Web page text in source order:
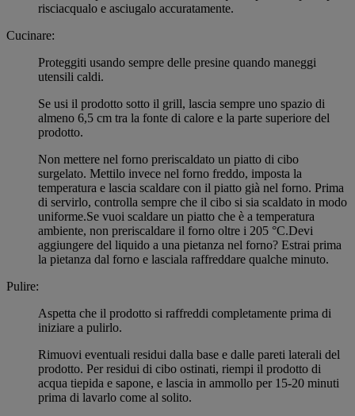
risciacqualo e asciugalo accuratamente.
Cucinare:
Proteggiti usando sempre delle presine quando maneggi
utensili caldi.
Se usi il prodotto sotto il grill, lascia sempre uno spazio di
almeno 6,5 cm tra la fonte di calore e la parte superiore del
prodotto.
Non mettere nel forno preriscaldato un piatto di cibo
surgelato. Mettilo invece nel forno freddo, imposta la
temperatura e lascia scaldare con il piatto già nel forno. Prima
di servirlo, controlla sempre che il cibo si sia scaldato in modo
uniforme.Se vuoi scaldare un piatto che è a temperatura
ambiente, non preriscaldare il forno oltre i 205 °C.Devi
aggiungere del liquido a una pietanza nel forno? Estrai prima
la pietanza dal forno e lasciala raffreddare qualche minuto.
Pulire:
Aspetta che il prodotto si raffreddi completamente prima di
iniziare a pulirlo.
Rimuovi eventuali residui dalla base e dalle pareti laterali del
prodotto. Per residui di cibo ostinati, riempi il prodotto di
acqua tiepida e sapone, e lascia in ammollo per 15-20 minuti
prima di lavarlo come al solito.